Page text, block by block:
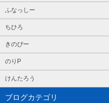
ふなっしー
ちひろ
きのぴー
のりP
けんたろう
ブログカテゴリ